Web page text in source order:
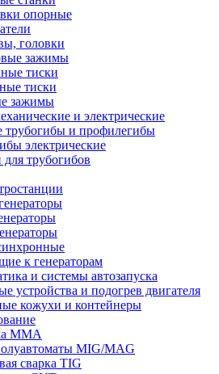
опорные
головки
зажимы
тиски
тиски
зажимы
и электрические
трубогибы и профилегибы
электрические
трубогибов
к генераторам
и системы автозапуска
устройства и подогрев двигателя
кожухи и контейнеры
MMA
MIG/MAG
сварка TIG